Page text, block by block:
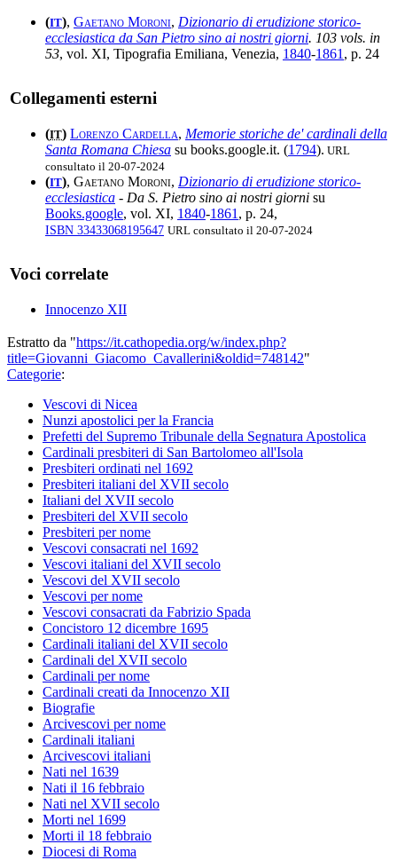
(IT), Gaetano Moroni, Dizionario di erudizione storico-
ecclesiastica da San Pietro sino ai nostri giorni. 103 vols. in
53, vol. XI, Tipografia Emiliana, Venezia, 1840-1861 , p. 24
Collegamenti esterni
(IT) Lorenzo Cardella, Memorie storiche de' cardinali della
Santa Romana Chiesa su books.google.it. (1794). URL
consultato il 20-07-2024
(IT), Gaetano Moroni, Dizionario di erudizione storico-
ecclesiastica - Da S. Pietro sino ai nostri giorni su
Books.google, vol. XI, 1840-1861 , p. 24,
ISBN 33433068195647 URL consultato il 20-07-2024
Voci correlate
Innocenzo XII
Estratto da "https://it.cathopedia.org/w/index.php?
title=Giovanni_Giacomo_Cavallerini&oldid=748142"
Categorie:
Vescovi di Nicea
Nunzi apostolici per la Francia
Prefetti del Supremo Tribunale della Segnatura Apostolica
Cardinali presbiteri di San Bartolomeo all'Isola
Presbiteri ordinati nel 1692
Presbiteri italiani del XVII secolo
Italiani del XVII secolo
Presbiteri del XVII secolo
Presbiteri per nome
Vescovi consacrati nel 1692
Vescovi italiani del XVII secolo
Vescovi del XVII secolo
Vescovi per nome
Vescovi consacrati da Fabrizio Spada
Concistoro 12 dicembre 1695
Cardinali italiani del XVII secolo
Cardinali del XVII secolo
Cardinali per nome
Cardinali creati da Innocenzo XII
Biografie
Arcivescovi per nome
Cardinali italiani
Arcivescovi italiani
Nati nel 1639
Nati il 16 febbraio
Nati nel XVII secolo
Morti nel 1699
Morti il 18 febbraio
Diocesi di Roma